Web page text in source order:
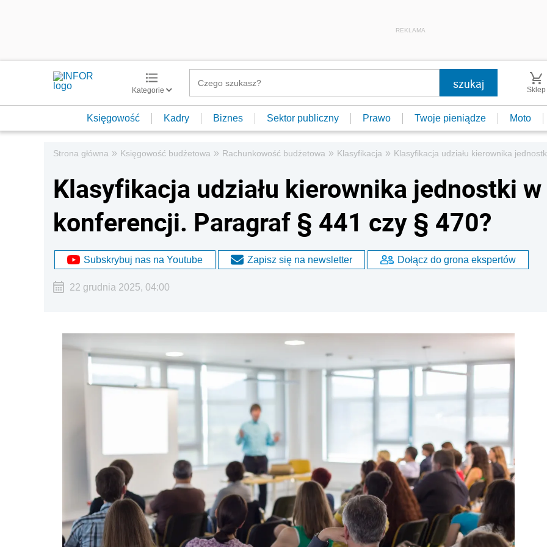
REKLAMA
Kategorie Sklep
Księgowość Kadry Biznes Sektor publiczny Prawo Twoje pieniądze Moto
Strona główna » Księgowość budżetowa » Rachunkowość budżetowa » Klasyfikacja » Klasyfikacja udziału kierownika
Klasyfikacja udziału kierownika jednostki w
konferencji. Paragraf § 441 czy § 470?
Subskrybuj nas na Youtube Zapisz się na newsletter Dołącz do grona ekspertów
22 grudnia 2025, 04:00